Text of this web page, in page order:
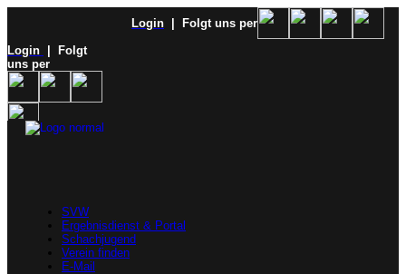
Login
| Folgt uns per
Login
| Folgt
uns per
SVW
Ergebnisdienst & Portal
Schachjugend
Verein finden
E-Mail